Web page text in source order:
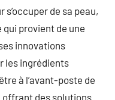
de sa peau,
provient de une
innovations
les ingrédients
à l’avant-poste de
offrant des solutions